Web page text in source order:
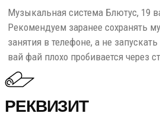
Музыкальная система Блютус, 19
Рекомендуем заранее сохранять
занятия в телефоне, а не
вай фай плохо пробивается через
РЕКВИЗИТ